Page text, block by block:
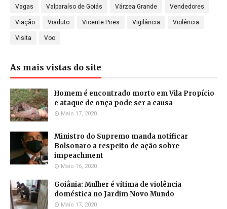
Vagas Valparaíso de Goiás Várzea Grande Vendedores
Viação Viaduto Vicente Pires Vigilância Violência
Visita Voo
As mais vistas do site
Homem é encontrado morto em Vila Propício
e ataque de onça pode ser a causa
Maio 17, 2020
Ministro do Supremo manda notificar
Bolsonaro a respeito de ação sobre
impeachment
Maio 16, 2020
Goiânia: Mulher é vítima de violência
doméstica no Jardim Novo Mundo
Maio 17, 2020